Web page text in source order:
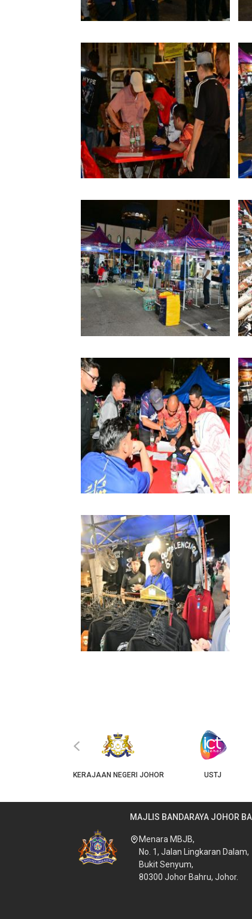
KERAJAAN NEGERI JOHOR USTJ
‹
MAJLIS BANDARAYA JOHOR
Menara MBJB,
No. 1, Jalan Lingkaran Dalam,
Bukit Senyum,
80300 Johor Bahru, Johor.